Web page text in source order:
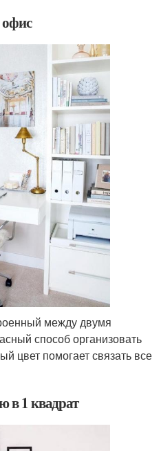
между двумя
способ организовать
цвет помогает связать все
в 1 квадрат